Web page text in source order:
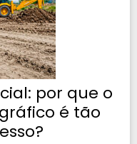
por que o
é tão